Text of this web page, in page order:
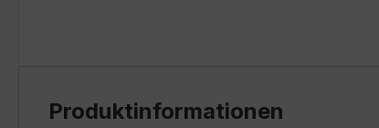
Produktinformationen